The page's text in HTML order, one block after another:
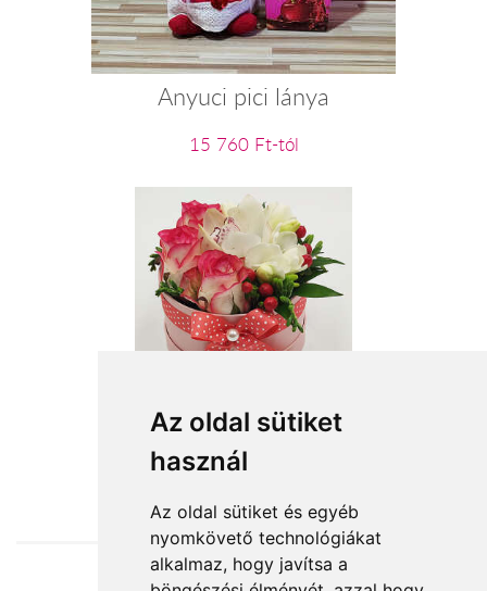
Az oldal sütiket
használ
Az oldal sütiket és egyéb
nyomkövető technológiákat
alkalmaz, hogy javítsa a
Anyuci pici lánya
15 760 Ft-tól
Titkos szelence
19 080 Ft-tól